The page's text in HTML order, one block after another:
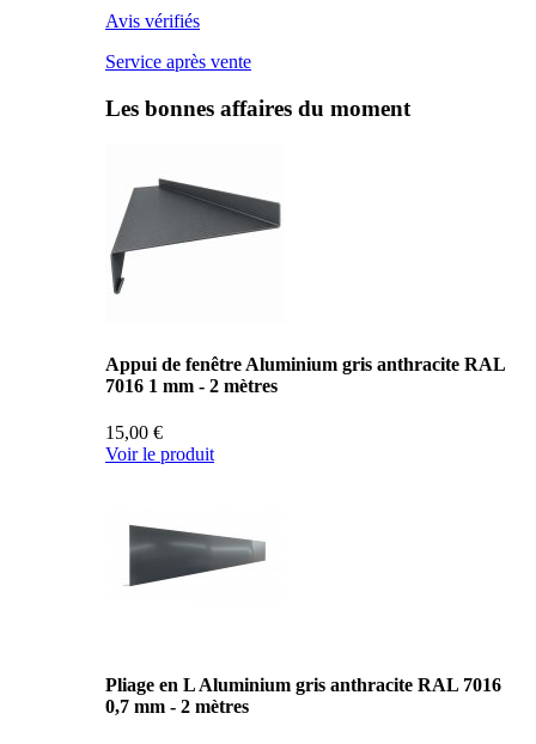
Avis vérifiés
Service après vente
Les bonnes affaires du moment
Appui de fenêtre Aluminium gris anthracite RAL
7016 1 mm - 2 mètres
15,00 €
Voir le produit
Pliage en L Aluminium gris anthracite RAL 7016
0,7 mm - 2 mètres